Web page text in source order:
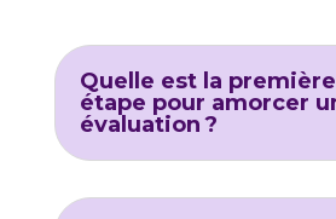
Quelle est la première
étape pour amorcer
évaluation ?